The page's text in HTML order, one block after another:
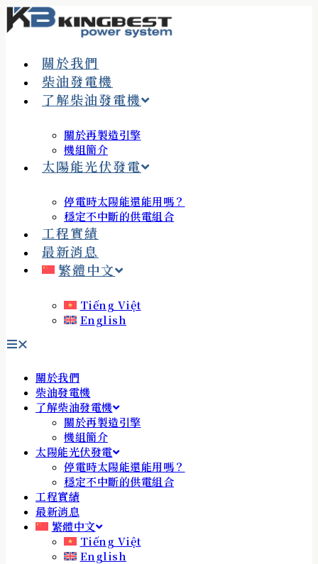
關於我們
柴油發電機
了解柴油發電機
關於再製造引擎
機組簡介
太陽能光伏發電
停電時太陽能還能用嗎？
穩定不中斷的供電組合
工程實績
最新消息
繁體中文
Tiếng Việt
English
關於我們
柴油發電機
了解柴油發電機
關於再製造引擎
機組簡介
太陽能光伏發電
停電時太陽能還能用嗎？
穩定不中斷的供電組合
工程實績
最新消息
繁體中文
Tiếng Việt
English